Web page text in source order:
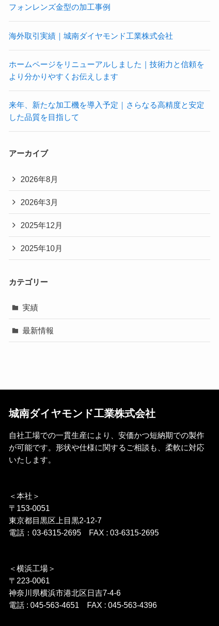
フォンレンズ金型の加工事例
海外取引実績｜城南ダイヤモンド工業株式会社
ホームページをリニューアルしました｜技術力と信頼を
より分かりやすくお伝えします
来年、新たな加工機を導入予定｜さらなる高精度と安定
した品質を目指して
アーカイブ
2026年8月
2026年3月
2025年12月
2025年10月
カテゴリー
実績
最新情報
城南ダイヤモンド工業株式会社
自社工場での一貫生産により、安価かつ短納期での製作
が可能です。形状や仕様に関するご相談も、柔軟に対応
いたします。
＜本社＞
〒153-0051
東京都目黒区上目黒2-12-7
電話：03-6315-2695 FAX : 03-6315-2695
＜横浜工場＞
〒223-0061
神奈川県横浜市港北区日吉7-4-6
電話 : 045-563-4651 FAX : 045-563-4396